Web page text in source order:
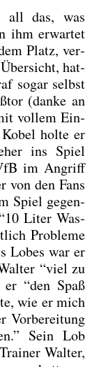
all das, was
ihm erwar­tet
Platz, ver­
hat­
sogar selbst
(dan­ke an
vol­lem Ein­
hol­te er
ins Spiel
im Angriff
den Fans
Spiel gegen­
Liter Was­
Pro­ble­me
Lobes war er
“viel zu
“den Spaß
wie er mich
Vor­be­rei­tung
Sein Lob
Wal­ter,